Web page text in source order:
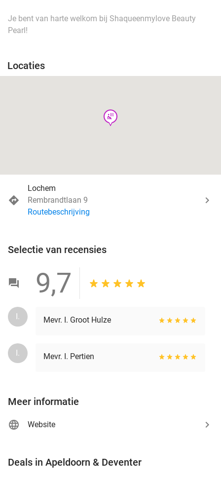
Je bent van harte welkom bij Shaqueenmylove Beauty
Pearl!
Locaties
wellness
Lochem
Rembrandtlaan 9
Routebeschrijving
Selectie van recensies
9,7
I. Mevr. I. Groot Hulze
I. Mevr. I. Pertien
Meer informatie
Website
Deals in Apeldoorn & Deventer